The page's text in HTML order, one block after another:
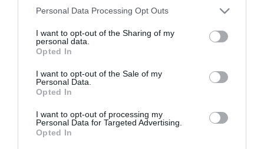
Please note that this website/app uses one or more Google
not limited to your visit or usage behaviour. You may click to
grant or deny consent to Google and its third-party tags to
use your data for below specified purposes in below Google
consent section.
Personal Data Processing Opt Outs
I want to opt-out of the Sharing of my
personal data.
Opted In
I want to opt-out of the Sale of my
Personal Data.
Opted In
I want to opt-out of processing my
Personal Data for Targeted Advertising.
Opted In